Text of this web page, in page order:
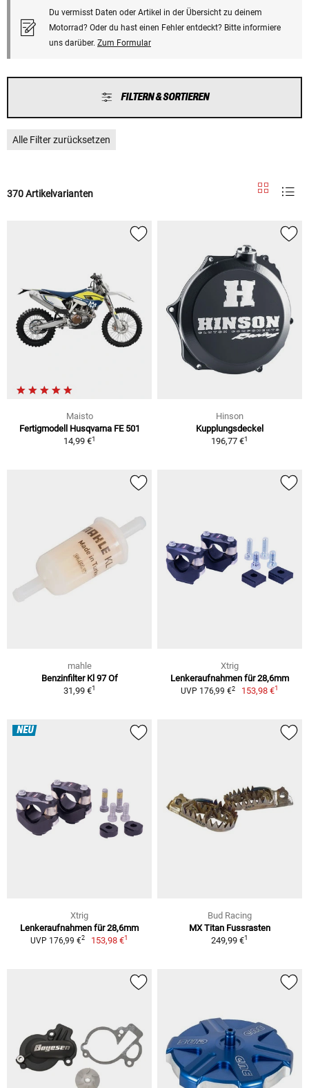
Du vermisst Daten oder Artikel in der Übersicht zu deinem
Motorrad? Oder du hast einen Fehler entdeckt? Bitte informiere
uns darüber. Zum Formular
FILTERN & SORTIEREN
Alle Filter zurücksetzen
370 Artikelvarianten
Maisto
Fertigmodell Husqvarna FE 501
14,99 €1
Hinson
Kupplungsdeckel
196,77 €1
mahle
Benzinfilter Kl 97 Of
31,99 €1
Xtrig
Lenkeraufnahmen für 28,6mm
UVP 176,99 €2 153,98 €1
NEU
Xtrig
Lenkeraufnahmen für 28,6mm
UVP 176,99 €2 153,98 €1
Bud Racing
MX Titan Fussrasten
249,99 €1